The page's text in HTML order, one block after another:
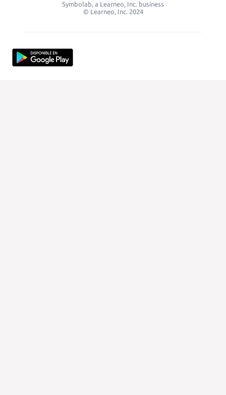
Symbolab, a Learneo, Inc. business
© Learneo, Inc. 2024